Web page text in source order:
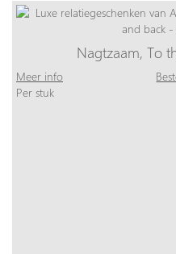
Nagtzaam, To
Meer info
Per stuk